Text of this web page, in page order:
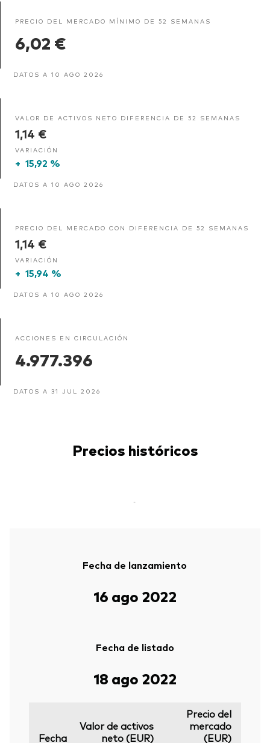
PRECIO DEL MERCADO MÍNIMO DE 52 SEMANAS
6,02 €
DATOS A 10 AGO 2026
VALOR DE ACTIVOS NETO DIFERENCIA DE 52 SEMANAS
1,14 €
VARIACIÓN
+ 15,92 %
DATOS A 10 AGO 2026
PRECIO DEL MERCADO CON DIFERENCIA DE 52 SEMANAS
1,14 €
VARIACIÓN
+ 15,94 %
DATOS A 10 AGO 2026
ACCIONES EN CIRCULACIÓN
4.977.396
DATOS A 31 JUL 2026
Precios históricos
-
Fecha de lanzamiento
16 ago 2022
Fecha de listado
18 ago 2022
Fecha
Valor de activos
neto (EUR)
Precio del
mercado
(EUR)